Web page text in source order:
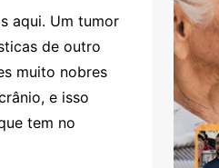
aqui. Um tumor
de outro
muito nobres
e isso
tem no